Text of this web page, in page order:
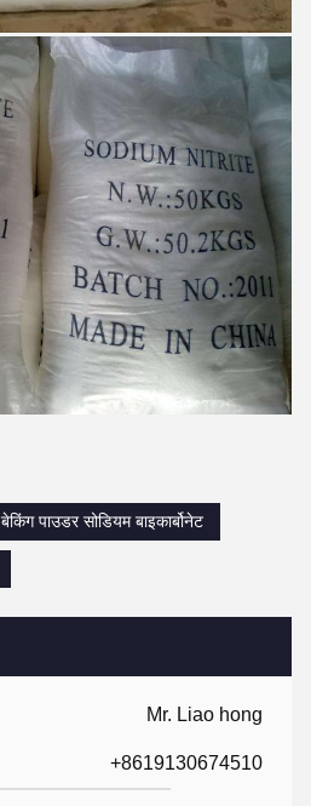
Mr. Liao hong
+8619130674510
बेकिंग पाउडर सोडियम बाइकार्बोनेट